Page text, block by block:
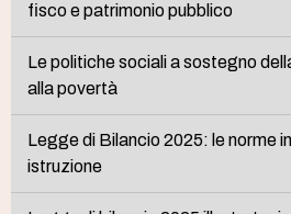
fisco e patrimonio pubblico
Le politiche sociali a sostegno
alla povertà
Legge di Bilancio 2025: le norme
istruzione